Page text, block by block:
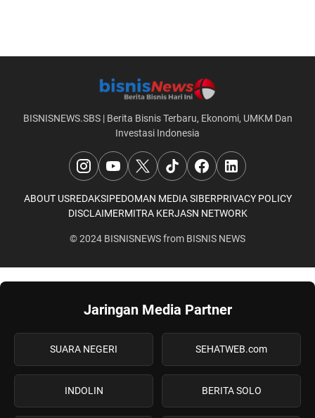
BISNISNEWS.SBS | Berita Bisnis Terbaru, Ekonomi, UMKM Dan
Investasi Indonesia
ABOUT USREDAKSIPEDOMAN MEDIA SIBERPRIVACY POLICY
DISCLAIMERMITRA KERJASN NETWORK
© 2024 BISNISNEWSfrom BISNIS NEWS
Jaringan Media Partner
SUARA NEGERI SEHATWEB.com
INDOLIN BERITA SOLO